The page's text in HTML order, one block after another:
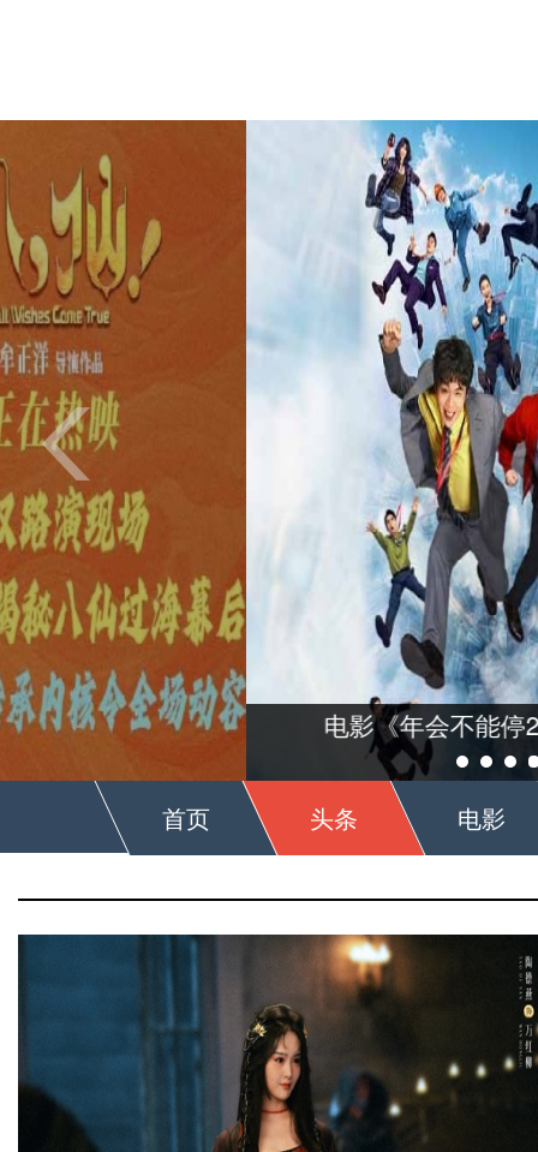
《功
首页 头条 电影
新海诚作品CAFE全球首店正式开业 GuGuGuGu整合运营打造新海诚宇宙